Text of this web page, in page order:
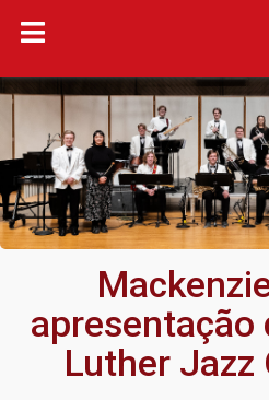
apresentação
Luther Jazz